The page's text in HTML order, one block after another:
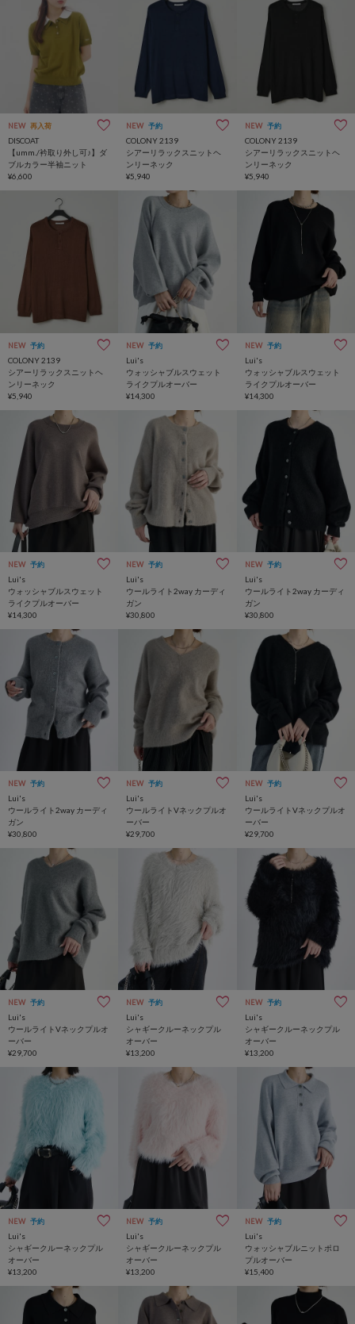
NEW 再入荷
DISCOAT
【umm./衿取り外し可♪】ダ
ブルカラー半袖ニット
¥6,600
NEW 予約
COLONY 2139
シアーリラックスニットヘ
ンリーネック
¥5,940
NEW 予約
COLONY 2139
シアーリラックスニットヘ
ンリーネック
¥5,940
NEW 予約
COLONY 2139
シアーリラックスニットヘ
ンリーネック
¥5,940
NEW 予約
Lui's
ウォッシャブルスウェット
ライクプルオーバー
¥14,300
NEW 予約
Lui's
ウォッシャブルスウェット
ライクプルオーバー
¥14,300
NEW 予約
Lui's
ウォッシャブルスウェット
ライクプルオーバー
¥14,300
NEW 予約
Lui's
ウールライト2way カーディ
ガン
¥30,800
NEW 予約
Lui's
ウールライト2way カーディ
ガン
¥30,800
NEW 予約
Lui's
ウールライト2way カーディ
ガン
¥30,800
NEW 予約
Lui's
ウールライトVネックプルオ
ーバー
¥29,700
NEW 予約
Lui's
ウールライトVネックプルオ
ーバー
¥29,700
NEW 予約
Lui's
ウールライトVネックプルオ
ーバー
¥29,700
NEW 予約
Lui's
シャギークルーネックプル
オーバー
¥13,200
NEW 予約
Lui's
シャギークルーネックプル
オーバー
¥13,200
NEW 予約
Lui's
シャギークルーネックプル
オーバー
¥13,200
NEW 予約
Lui's
シャギークルーネックプル
オーバー
¥13,200
NEW 予約
Lui's
ウォッシャブルニットポロ
プルオーバー
¥15,400